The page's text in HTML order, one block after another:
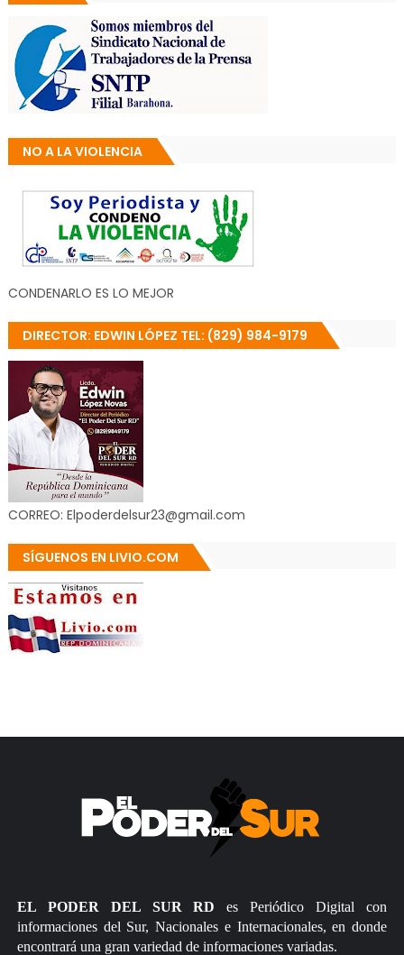
NO A LA VIOLENCIA
CONDENARLO ES LO MEJOR
DIRECTOR: EDWIN LÓPEZ TEL: (829) 984-9179
CORREO: Elpoderdelsur23@gmail.com
SÍGUENOS EN LIVIO.COM
EL PODER DEL SUR RD es Periódico Digital con
informaciones del Sur, Nacionales e Internacionales, en donde
encontrará una gran variedad de informaciones variadas.